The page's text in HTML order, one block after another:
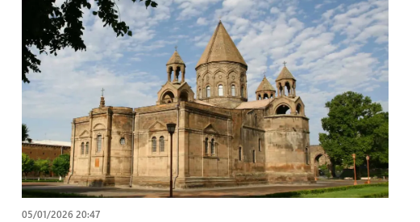
05/01/2026 20:47